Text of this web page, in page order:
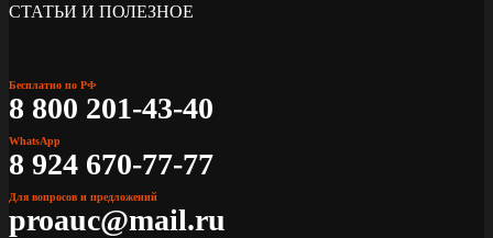
СТАТЬИ И ПОЛЕЗНОЕ
Бесплатно по РФ
8 800 201-43-40
WhatsApp
8 924 670-77-77
Для вопросов и предложений
proauc@mail.ru